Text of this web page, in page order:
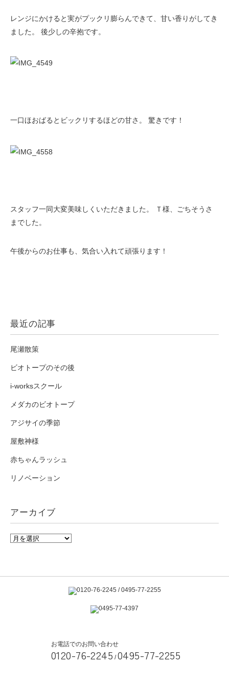
レンジにかけると実がプックリ膨らんできて、甘い香りがしてき
ました。 後少しの辛抱です。
一口ほおばるとビックリするほどの甘さ。 驚きです！
スタッフ一同大変美味しくいただきました。 Ｔ様、ごちそうさ
までした。
午後からのお仕事も、気合い入れて頑張ります！
最近の記事
尾瀬散策
ビオトープのその後
i-worksスクール
メダカのビオトープ
アジサイの季節
屋敷神様
赤ちゃんラッシュ
リノベーション
アーカイブ
お電話でのお問い合わせ
0120-76-2245 /0495-77-2255